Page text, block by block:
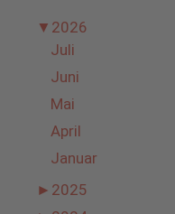
▼ 2026
Juli
Juni
Mai
April
Januar
► 2025